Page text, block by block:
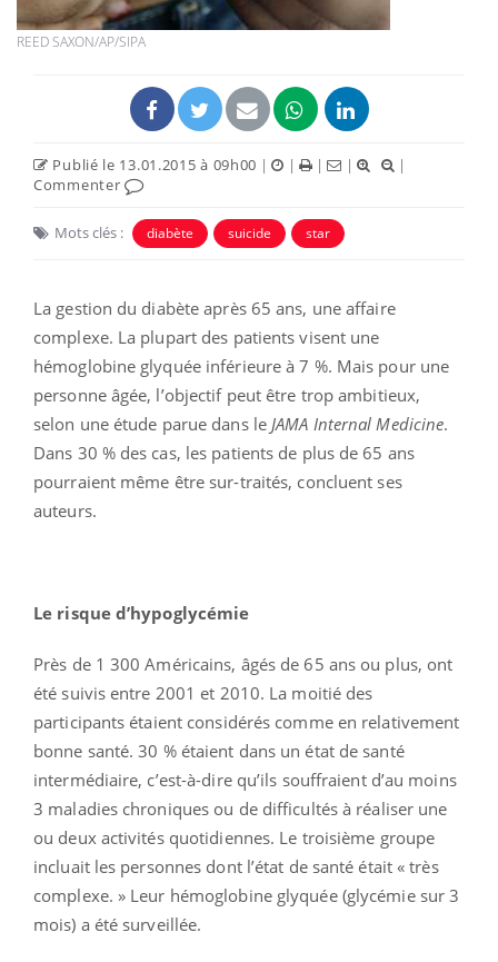
REED SAXON/AP/SIPA
Publié le 13.01.2015 à 09h00 | | | |
|
Commenter
Mots clés : diabète suicide star
La gestion du diabète après 65 ans, une affaire
complexe. La plupart des patients visent une
hémoglobine glyquée inférieure à 7 %. Mais pour une
personne âgée, l’objectif peut être trop ambitieux,
selon une étude parue dans le JAMA Internal Medicine.
Dans 30 % des cas, les patients de plus de 65 ans
pourraient même être sur-traités, concluent ses
auteurs.
Le risque d’hypoglycémie
Près de 1 300 Américains, âgés de 65 ans ou plus, ont
été suivis entre 2001 et 2010. La moitié des
participants étaient considérés comme en relativement
bonne santé. 30 % étaient dans un état de santé
intermédiaire, c’est-à-dire qu’ils souffraient d’au moins
3 maladies chroniques ou de difficultés à réaliser une
ou deux activités quotidiennes. Le troisième groupe
incluait les personnes dont l’état de santé était « très
complexe. » Leur hémoglobine glyquée (glycémie sur 3
mois) a été surveillée.